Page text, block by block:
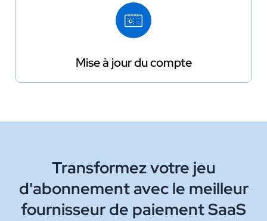
Mise à jour du compte
Transformez votre jeu
d'abonnement avec le meilleur
fournisseur de paiement SaaS